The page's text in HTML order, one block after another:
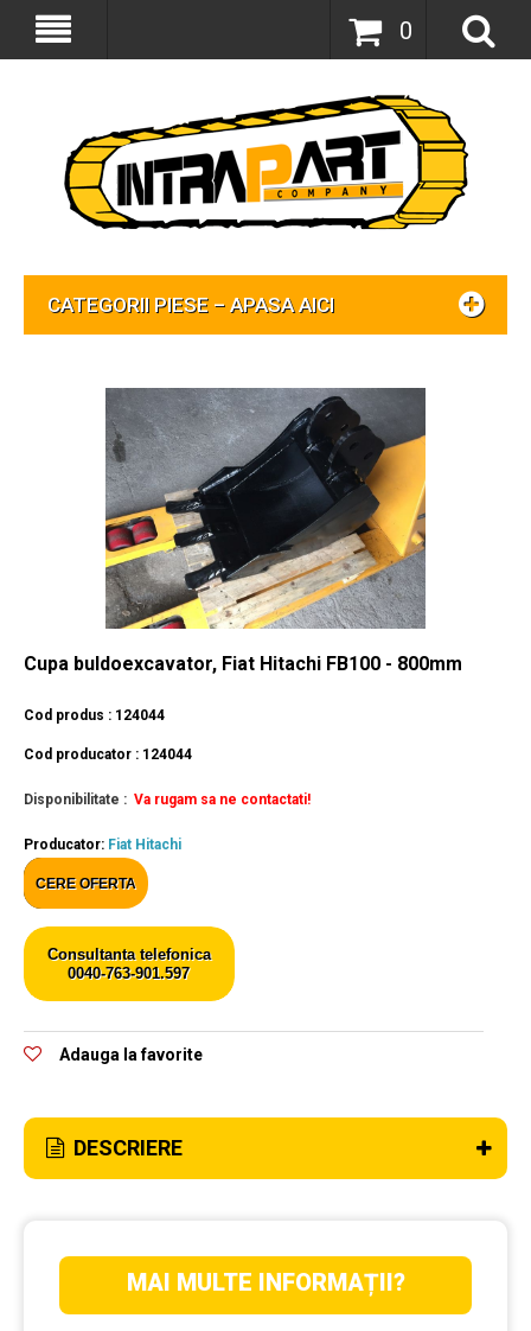
0
CATEGORII PIESE – APASA AICI
Cupa buldoexcavator, Fiat Hitachi FB100 - 800mm
Cod produs : 124044
Cod producator : 124044
Disponibilitate : Va rugam sa ne contactati!
Producator: Fiat Hitachi
CERE OFERTA
Consultanta telefonica
0040-763-901.597
Adauga la favorite
DESCRIERE
MAI MULTE INFORMAȚII?